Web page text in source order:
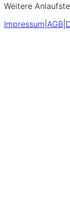
Weitere
Impressum AGB